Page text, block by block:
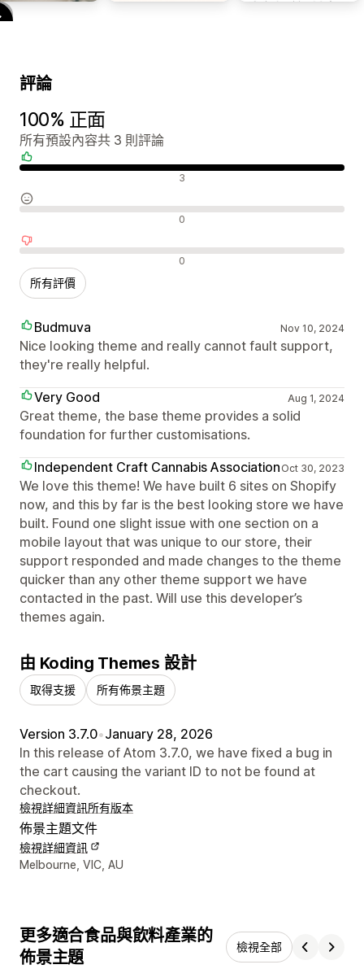
評論
100% 正面
所有預設內容共 3 則評論
3
0
0
所有評價
Budmuva Nov 10, 2024
Nice looking theme and really cannot fault support,
they're really helpful.
Very Good
Aug 1, 2024
Great theme, the base theme provides a solid
foundation for further customisations.
Independent Craft Cannabis AssociationOct 30, 2023
We love this theme! We have built 6 sites on Shopify
now, and this by far is the best looking store we have
built. Found one slight issue with one section on a
mobile layout that was unique to our store, their
support responded and made changes to the theme
quicker than any other theme support we have
contacted in the past. Will use this developer’s
themes again.
由 Koding Themes 設計
取得支援 所有佈景主題
Version 3.7.0•January 28, 2026
In this release of Atom 3.7.0, we have fixed a bug in
the cart causing the variant ID to not be found at
checkout.
檢視詳細資訊所有版本
佈景主題文件
檢視詳細資訊
設計者聯絡詳細資訊
Melbourne, VIC, AU
更多適合食品與飲料產業的
佈景主題
檢視全部